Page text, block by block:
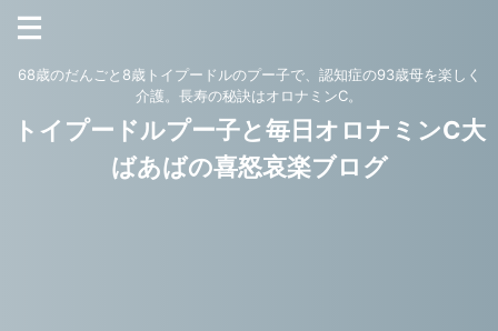
68歳のだんごと8歳トイプードルのプー子で、認知症の93歳母を楽しく
介護。長寿の秘訣はオロナミンC。
トイプードルプー子と毎日オロナミンC大
ばあばの喜怒哀楽ブログ